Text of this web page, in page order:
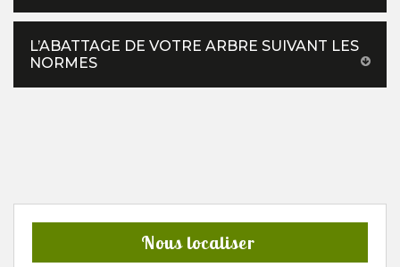
L’ABATTAGE DE VOTRE ARBRE SUIVANT LES
NORMES
Nous localiser